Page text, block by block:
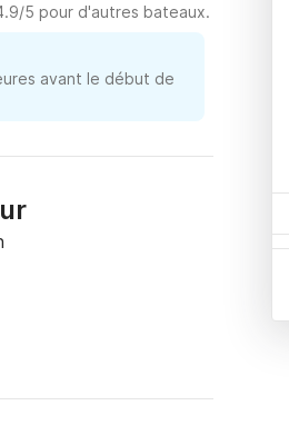
5 pour d'autres bateaux.
avant le début de